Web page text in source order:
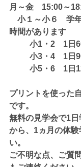
月～金　15:00～
小１～小６　学
時間があります
小1・2　1日
小3・4　1日
小5・6　1日
プリントを使った
です。
無料の見学会で1
から、1ヵ月の体
い。
ご不明な点、ご質